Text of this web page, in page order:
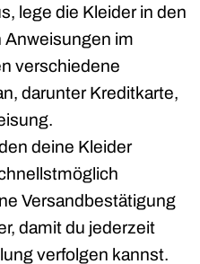
lege die Kleider in den
Anweisungen im
verschiedene
darunter Kreditkarte,
deine Kleider
Versandbestätigung
damit du jederzeit
verfolgen kannst.